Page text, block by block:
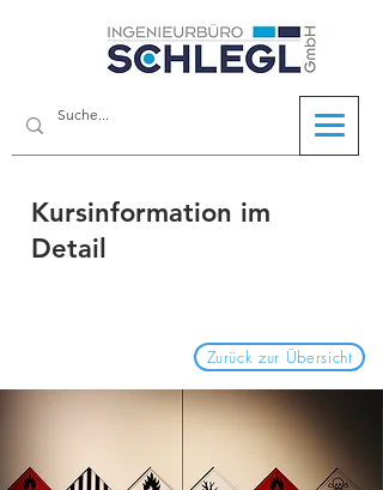
Kursinformation im
Detail
Zurück zur Übersicht